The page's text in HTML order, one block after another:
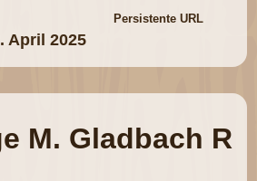
April 2025
Persistente URL
M. Gladbach R